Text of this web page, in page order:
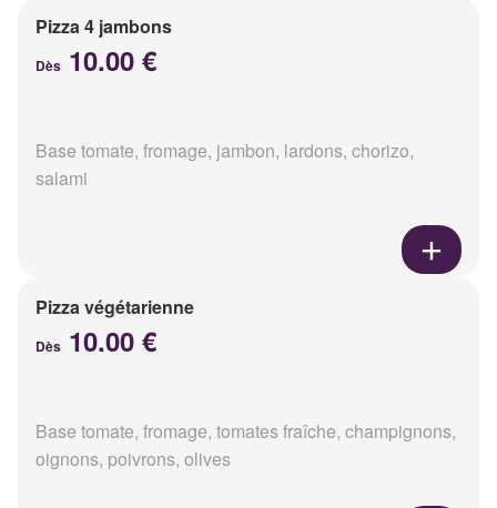
Pizza 4 jambons
Dès 10.00 €
Base tomate, fromage, jambon, lardons, chorizo,
salami
Pizza végétarienne
Dès 10.00 €
Base tomate, fromage, tomates fraîche, champignons,
oignons, poivrons, olives